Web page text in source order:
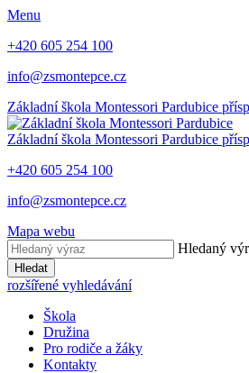
Menu
+420 605 254 100
info@zsmontepce.cz
Základní škola Montessori Pardubice
Základní škola Montessori Pardubice
+420 605 254 100
info@zsmontepce.cz
Mapa webu
Hledaný
Hledat
rozšířené vyhledávání
Škola
Družina
Pro rodiče a žáky
Kontakty